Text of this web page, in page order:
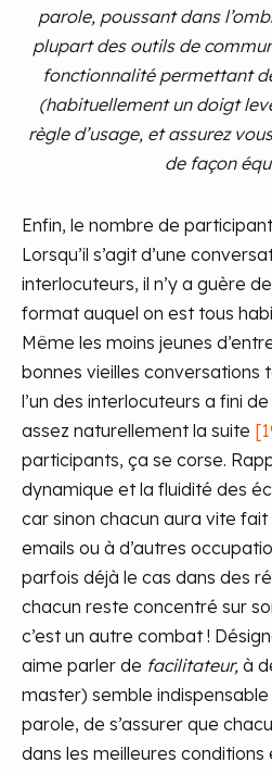
parole, poussant dans
plupart des outils de
fonctionnalité permettant
(habituellement un doigt
règle d’usage, et assurez
de façon
Enfin, le nombre de
Lorsqu’il s’agit d’une
interlocuteurs, il n’y a guère
format auquel on est tous
Même les moins jeunes
bonnes vieilles conversations
l’un des interlocuteurs a fini
assez naturellement la suite
participants, ça se corse.
dynamique et la fluidité des
car sinon chacun aura vite
emails ou à d’autres
parfois déjà le cas dans des
chacun reste concentré sur
c’est un autre combat !
aime parler de facilitateur, à
master) semble
parole, de s’assurer que
dans les meilleures